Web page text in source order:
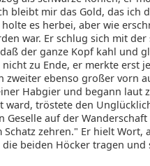
bleibt mir das Gold, das ich
es herbei, aber wie
war. Er schlug sich mit
der ganze Kopf kahl und
zu Ende, er merkte erst
zweiter ebenso großer vorn
Habgier und begann laut
ward, tröstete den
auf der
zehren." Er hielt Wort,
beiden Höcker tragen